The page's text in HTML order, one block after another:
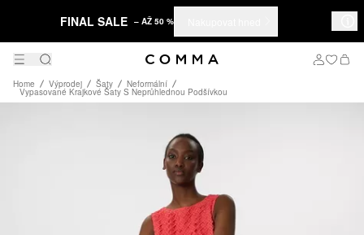
FINAL SALE – AŽ 50 %
Home Výprodej Šaty Neformální
Vypasované Krajkové Šaty S Neprůhlednou Podšívkou